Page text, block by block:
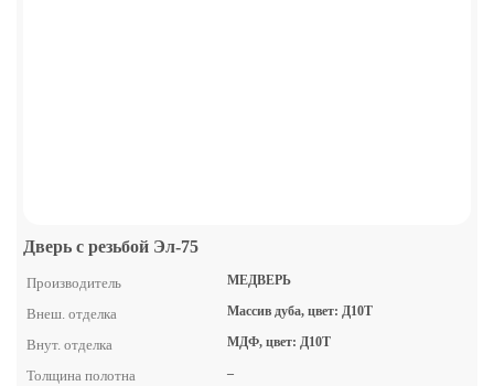
Дверь с резьбой Эл-75
Производитель МЕДВЕРЬ
Внеш. отделка Массив дуба, цвет: Д10Т
Внут. отделка МДФ, цвет: Д10Т
Толщина полотна –